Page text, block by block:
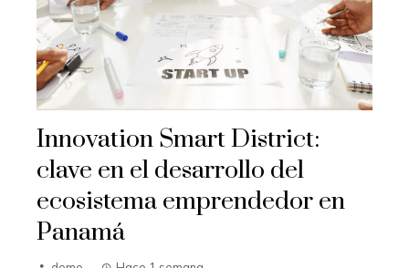
Innovation Smart District:
clave en el desarrollo del
ecosistema emprendedor en
Panamá